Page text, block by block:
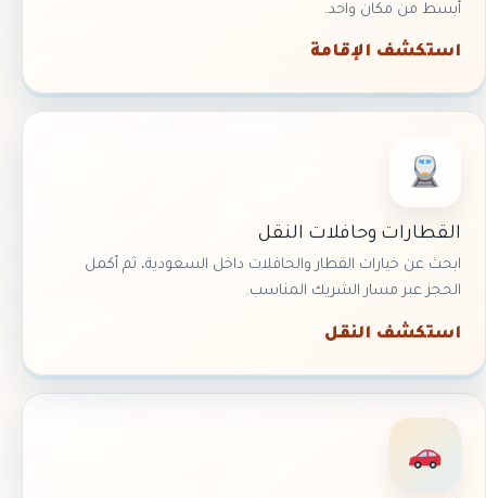
أبسط من مكان واحد.
استكشف الإقامة
القطارات وحافلات النقل
ابحث عن خيارات القطار والحافلات داخل السعودية، ثم أكمل
الحجز عبر مسار الشريك المناسب.
استكشف النقل